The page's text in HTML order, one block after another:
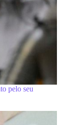
pelo seu